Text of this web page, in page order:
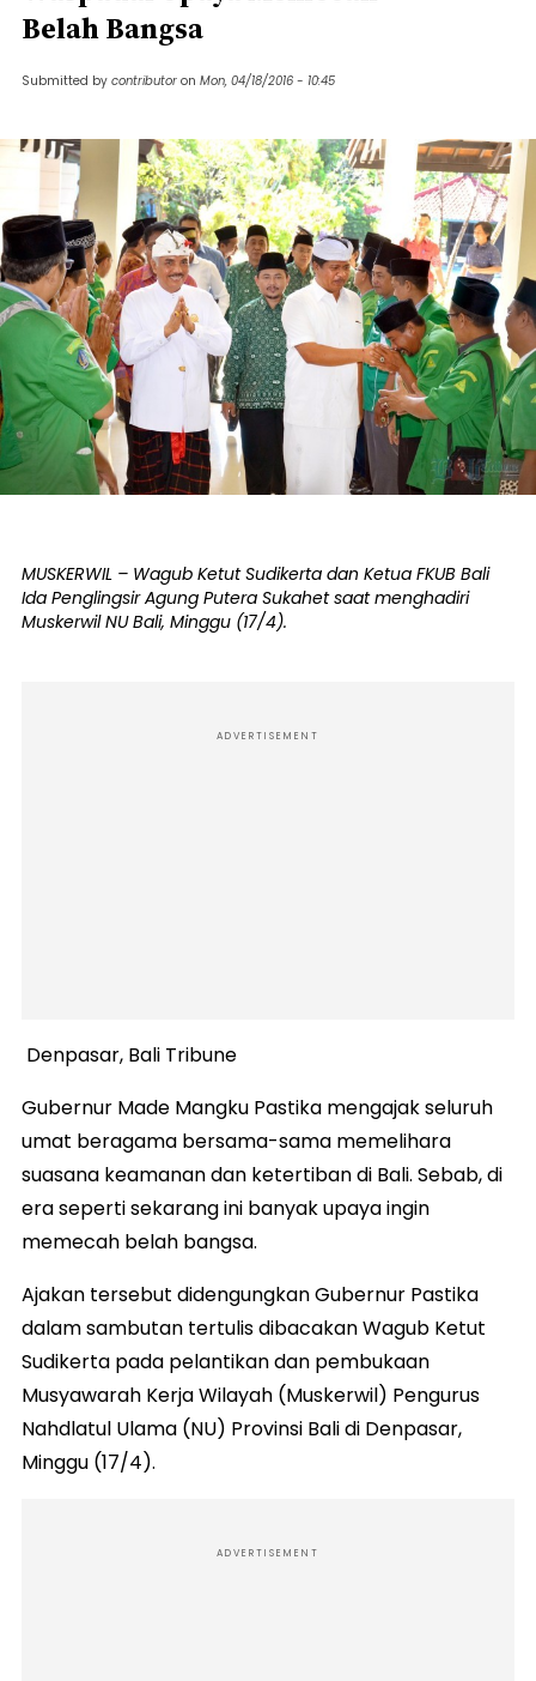
Belah Bangsa
Submitted by contributor on Mon, 04/18/2016 - 10:45
MUSKERWIL – Wagub Ketut Sudikerta dan Ketua FKUB Bali
Ida Penglingsir Agung Putera Sukahet saat menghadiri
Muskerwil NU Bali, Minggu (17/4).
ADVERTISEMENT
Denpasar, Bali Tribune
Gubernur Made Mangku Pastika mengajak seluruh
umat beragama bersama-sama memelihara
suasana keamanan dan ketertiban di Bali. Sebab, di
era seperti sekarang ini banyak upaya ingin
memecah belah bangsa.
Ajakan tersebut didengungkan Gubernur Pastika
dalam sambutan tertulis dibacakan Wagub Ketut
Sudikerta pada pelantikan dan pembukaan
Musyawarah Kerja Wilayah (Muskerwil) Pengurus
Nahdlatul Ulama (NU) Provinsi Bali di Denpasar,
Minggu (17/4).
ADVERTISEMENT